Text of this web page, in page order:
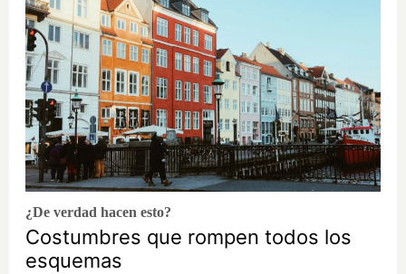
¿De verdad hacen esto?
Costumbres que rompen todos los
esquemas